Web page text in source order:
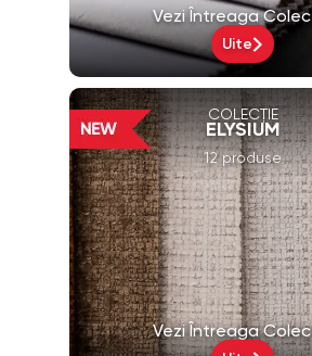
Vezi Întreaga
Uite
COLECȚIE
ELYSIUM
12 produse
Vezi Întreaga